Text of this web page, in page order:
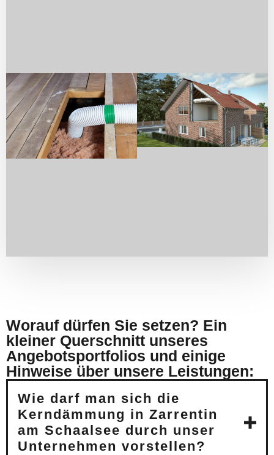
Worauf dürfen Sie setzen? Ein
kleiner Querschnitt unseres
Angebotsportfolios und einige
Hinweise über unsere Leistungen:
Wie darf man sich die
Kerndämmung in Zarrentin
am Schaalsee durch unser
Unternehmen vorstellen?